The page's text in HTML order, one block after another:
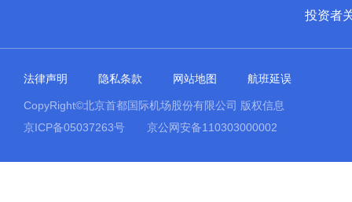
投资者
法律声明 隐私条款 网站地图 航班延误
CopyRight©北京首都国际机场股份有限公司 版权信息
京ICP备05037263号
京公网安备110303000002